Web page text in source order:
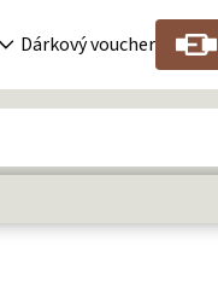
Dárkový voucher